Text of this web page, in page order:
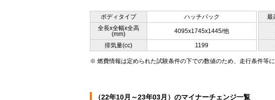
ボディタイプ ハッチバック 最
全長x全幅x全高
(mm)
4095x1745x1445/他
排気量(cc) 1199
※ 燃費情報は定められた試験条件の下での数値のため、走行条件等
（22年10月～23年03月）のマイナーチェンジ一覧